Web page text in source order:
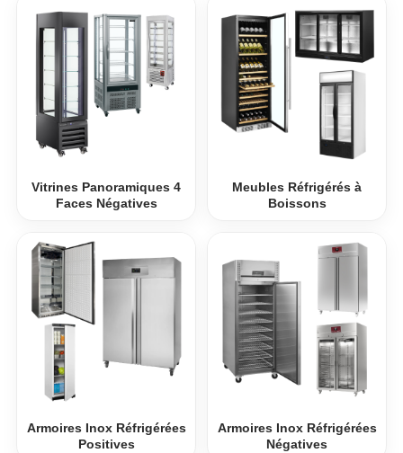
Vitrines Panoramiques 4
Faces Négatives
Meubles Réfrigérés à
Boissons
Armoires Inox Réfrigérées
Positives
Armoires Inox Réfrigérées
Négatives